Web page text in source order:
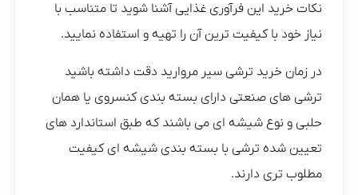
نکات خرید این فرآوری غذایی آشنا شوید تا متناسب با
نیاز خود با کیفیت ترین آن را تهیه و استفاده نمایید.
در زمان خرید ترشی سیر مروارید دقت داشته باشید
ترشی های صنعتی دارای بسته بندی کنسروی یا همان
حلبی و نوع شیشه ای می باشند که طبق استاندارد های
تعیین شده ترشی با بسته بندی شیشه ای کیفیت
مطلوب تری دارند.